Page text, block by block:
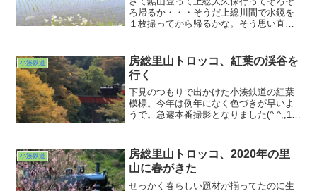
ろ帰るか・・・そうだ上総川間で水鏡を
１枚撮ってから帰るかな。そう思い直近
速度守って走ってもこうですからトロッ
コの道のりがいかにのんびりしたものか
解ろうというものです。
小湊鉄道
房総里山トロッコ、紅葉の渓谷を
行く
下見のつもりで出かけた小湊鉄道の紅葉
模様。今年は例年になく色づきが早いよ
うで。急遽本番撮影となりました(^ ^;;12
うな勢いです。例年にないテンポ。今年
はアンダンテではなくアレグロですな。
そしてカンタービレな写真が撮れれ
ば・・・！
小湊鉄道
房総里山トロッコ、2020年の里
山に春がきた
せっかく春らしい題材が揃ってたのに生